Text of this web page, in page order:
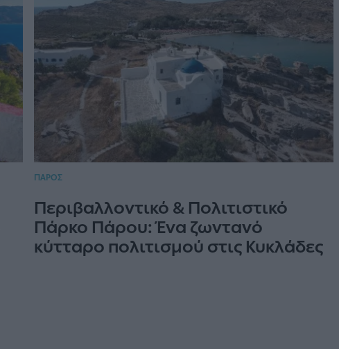
ΠΑΡΟΣ
Περιβαλλοντικό & Πολιτιστικό
Πάρκο Πάρου: Ένα ζωντανό
κύτταρο πολιτισμού στις Κυκλάδες